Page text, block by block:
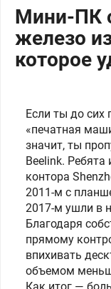
Мини-ПК
железо
которое
Если ты до
«печатная
значит, ты
Beelink. Ребята
контора
2011-м с
2017-м ушли в
Благодаря
прямому
впихивать
объемом